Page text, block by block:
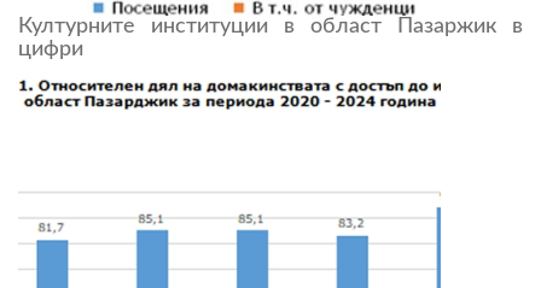
Културните институции в област Пазаржик в
цифри